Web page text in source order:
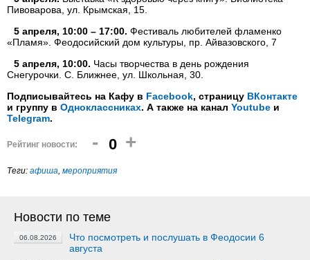
Пивоварова, ул. Крымская, 15.
5 апреля, 10:00 – 17:00. Фестиваль любителей фламенко
«Пламя». Феодосийский дом культуры, пр. Айвазовского, 7
5 апреля, 10:00. Часы творчества в день рождения
Снегурочки. С. Ближнее, ул. Школьная, 30.
Подписывайтесь на Кафу в Facebook, страницу ВКонтакте
и группу в Одноклассниках. А также на канал Youtube и
Telegram.
Рейтинг новости: - 0 +
Теги: афиша, мероприятия
Новости по теме
06.08.2026
Что посмотреть и послушать в Феодосии 6
августа